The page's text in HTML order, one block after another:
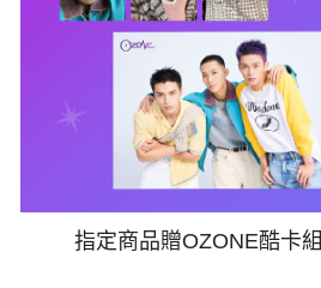
指定商品贈OZONE酷卡組